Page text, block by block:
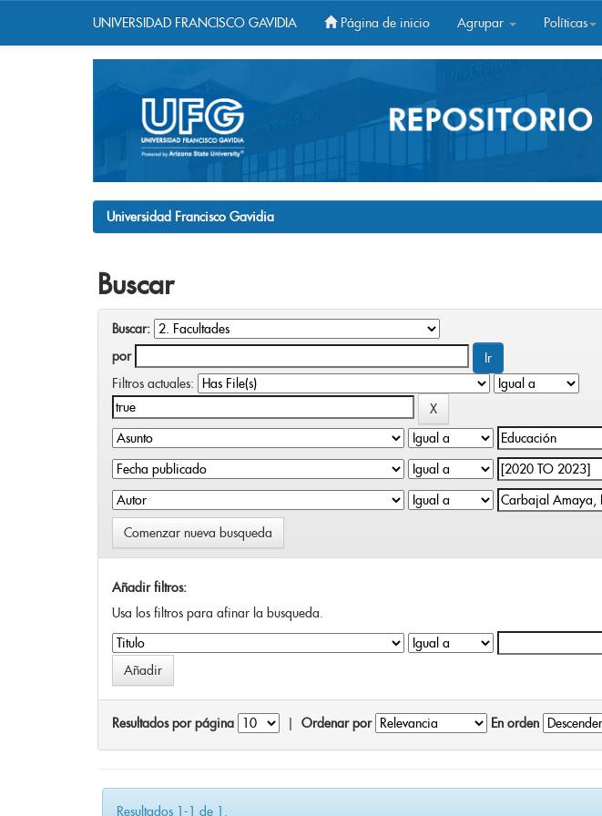
UNIVERSIDAD FRANCISCO GAVIDIA Página de inicio Agrupar Políticas
Universidad Francisco Gavidia
Buscar
Buscar:
por
Filtros actuales:
Comenzar nueva busqueda
Añadir filtros:
Usa los filtros para afinar la busqueda.
Resultados por página Ordenar por En orden
Resultados 1-1 de 1.